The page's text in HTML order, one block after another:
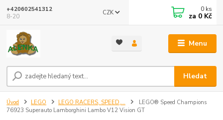
Menu
CZK
Hledat
+420602541312
8-20
0 ks
za 0 Kč
Úvod LEGO LEGO RACERS, SPEED,...
LEGO® Speed Champions
76923 Superauto Lamborghini Lambo V12 Vision GT